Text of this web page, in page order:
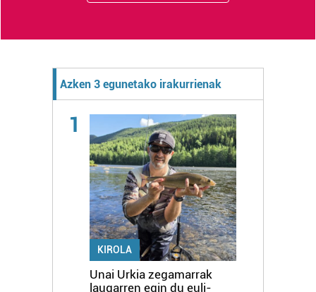
Azken 3 egunetako irakurrienak
1
KIROLA
Unai Urkia zegamarrak
laugarren egin du euli-